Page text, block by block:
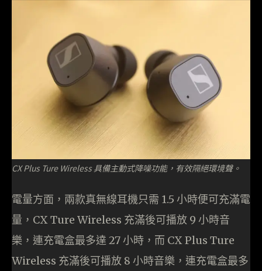
CX Plus Ture Wireless 具備主動式降噪功能，有效隔絕環境聲。
電量方面，兩款真無線耳機只需 1.5 小時便可充滿電
量，CX Ture Wireless 充滿後可播放 9 小時音
樂，連充電盒最多達 27 小時，而 CX Plus Ture
Wireless 充滿後可播放 8 小時音樂，連充電盒最多